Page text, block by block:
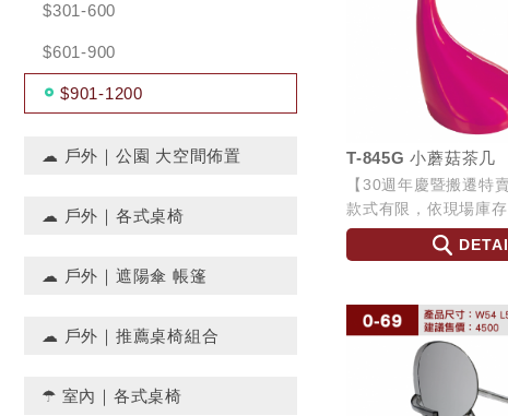
$301-600
$601-900
$901-1200
☁ 戶外｜公園 大空間佈置
☁ 戶外｜各式桌椅
☁ 戶外｜遮陽傘 帳篷
☁ 戶外｜推薦桌椅組合
☂ 室內｜各式桌椅
T-845G 小蘑菇茶几
【30週年慶暨搬遷特
款式有限，依現場庫存為準
∅45 H54